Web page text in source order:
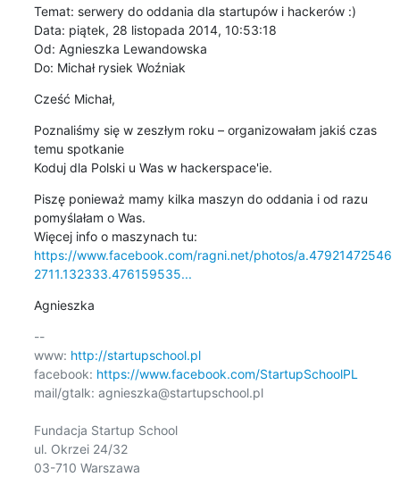
Temat: serwery do oddania dla startupów i hackerów :)
Data: piątek, 28 listopada 2014, 10:53:18
Od: Agnieszka Lewandowska
Do: Michał rysiek Woźniak
Cześć Michał,
Poznaliśmy się w zeszłym roku – organizowałam jakiś czas
temu spotkanie
Koduj dla Polski u Was w hackerspace'ie.
Piszę ponieważ mamy kilka maszyn do oddania i od razu
pomyślałam o Was.
https://www.facebook.com/ragni.net/photos/a.47921472546
2711.132333.476159535...
Agnieszka
--
www: http://startupschool.pl
facebook: https://www.facebook.com/StartupSchoolPL
mail/gtalk: agnieszka@startupschool.pl
Fundacja Startup School
ul. Okrzei 24/32
03-710 Warszawa